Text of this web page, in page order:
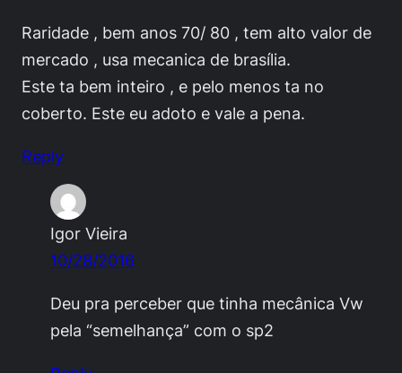
Raridade , bem anos 70/ 80 , tem alto valor de
mercado , usa mecanica de brasília.
Este ta bem inteiro , e pelo menos ta no
coberto. Este eu adoto e vale a pena.
Reply
Igor Vieira
10/28/2016
Deu pra perceber que tinha mecânica Vw
pela “semelhança” com o sp2